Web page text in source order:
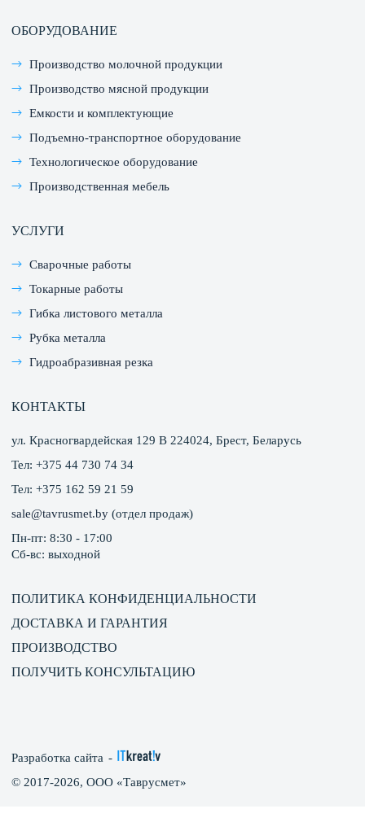
Разработка сайта -
© 2017-2026, ООО «Таврусмет»
ОБОРУДОВАНИЕ
Производство молочной продукции
Производство мясной продукции
Емкости и комплектующие
Подъемно-транспортное оборудование
Технологическое оборудование
Производственная мебель
УСЛУГИ
Сварочные работы
Токарные работы
Гибка листового металла
Рубка металла
Гидроабразивная резка
КОНТАКТЫ
ул. Красногвардейская 129 В 224024, Брест, Беларусь
Тел: +375 44 730 74 34
Тел: +375 162 59 21 59
sale@tavrusmet.by (отдел продаж)
Пн-пт: 8:30 - 17:00
Сб-вс: выходной
ПОЛИТИКА КОНФИДЕНЦИАЛЬНОСТИ
ДОСТАВКА И ГАРАНТИЯ
ПРОИЗВОДСТВО
ПОЛУЧИТЬ КОНСУЛЬТАЦИЮ